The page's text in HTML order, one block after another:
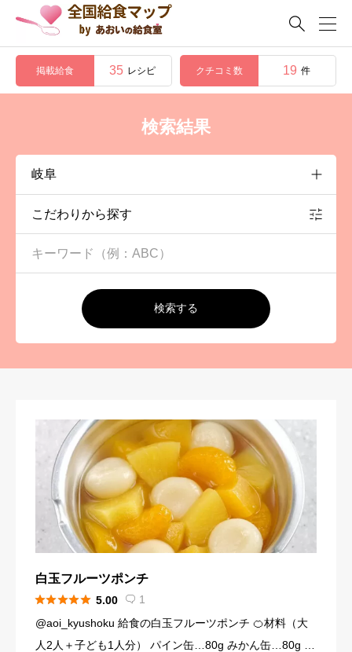

掲載給食 35 レシピ クチコミ数 19 件
検索結果
こだわりから探す
検索する
白玉フルーツポンチ
 5.00  1
@aoi_kyushoku 給食の白玉フルーツポンチ 🍊材料（大
人2人＋子ども1人分） パイン缶…80g みかん缶…80g 黄